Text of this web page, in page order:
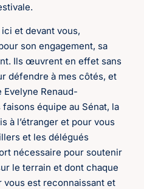
et devant vous,
son engagement, sa
Ils œuvrent en effet sans
défendre à mes côtés, et
Renaud-
équipe au Sénat, la
à l’étranger et pour vous
et les délégués
nécessaire pour soutenir
le terrain et dont chaque
vous est reconnaissant et